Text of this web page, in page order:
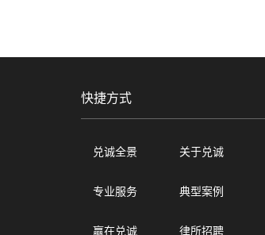
快捷方式
兑诚全景 关于兑诚
专业服务 典型案例
赢在兑诚 律所招聘